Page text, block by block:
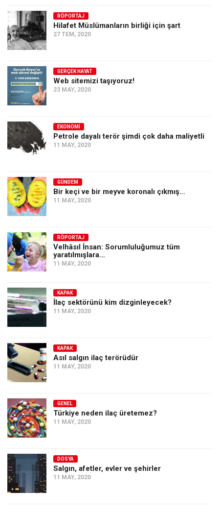
Ekonomi
Spor
Manzara
Gıda-Beslenme
Hayat
Siyaset
Dünya
Afrika
İslam Dünyası
Avustralya
Tarih
Düşünce
Dosyalar
RÖPORTAJ
Hilafet Müslümanların birliği için şart
27 TEM, 2020
GERÇEK HAYAT
Web sitemizi taşıyoruz!
23 MAY, 2020
EKONOMI
Petrole dayalı terör şimdi çok daha maliyetli
11 MAY, 2020
GÜNDEM
Bir keçi ve bir meyve koronalı çıkmış…
11 MAY, 2020
RÖPORTAJ
Velhâsıl İnsan: Sorumluluğumuz tüm
yaratılmışlara…
11 MAY, 2020
KAPAK
İlaç sektörünü kim dizginleyecek?
11 MAY, 2020
KAPAK
Asıl salgın ilaç terörüdür
11 MAY, 2020
GENEL
Türkiye neden ilaç üretemez?
11 MAY, 2020
DOSYA
Salgın, afetler, evler ve şehirler
11 MAY, 2020